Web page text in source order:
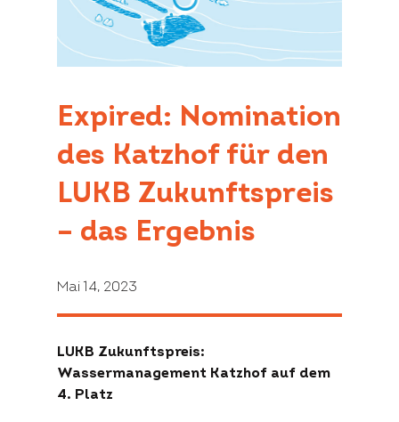
Search
Übersicht
Der
Förderantrag
Stiftung
Expired: Nomination
des Katzhof für den
LUKB Zukunftspreis
– das Ergebnis
Mai 14, 2023
LUKB Zukunftspreis:
Wassermanagement Katzhof auf dem
4. Platz